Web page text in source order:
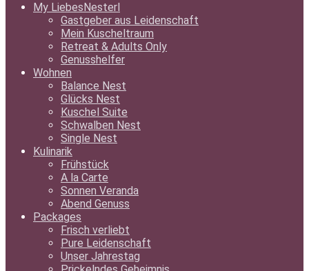
My LiebesNesterl
Gastgeber aus Leidenschaft
Mein Kuscheltraum
Retreat & Adults Only
Genusshelfer
Wohnen
Balance Nest
Glücks Nest
Kuschel Suite
Schwalben Nest
Single Nest
Kulinarik
Frühstück
A la Carte
Sonnen Veranda
Abend Genuss
Packages
Frisch verliebt
Pure Leidenschaft
Unser Jahrestag